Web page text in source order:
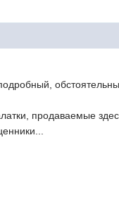
продаваемые